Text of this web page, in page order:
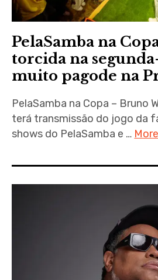
PelaSamba na
torcida na
muito pagode na
PelaSamba na Copa – Bruno
terá transmissão do jogo da
shows do PelaSamba e … More